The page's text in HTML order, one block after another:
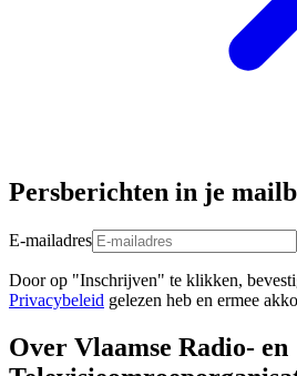
Persberichten in je
E-mailadres
Door op "Inschrijven" te klikken,
Privacybeleid gelezen heb en ermee
Over Vlaamse Radio- en